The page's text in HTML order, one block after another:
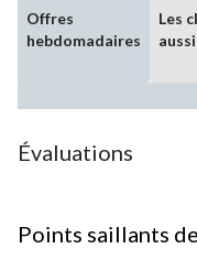
Offres
hebdomadaires
Les
Évaluations
Points saillants